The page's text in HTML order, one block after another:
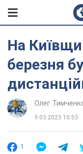
На
березня
Олег
9.03.2023 10:53
1